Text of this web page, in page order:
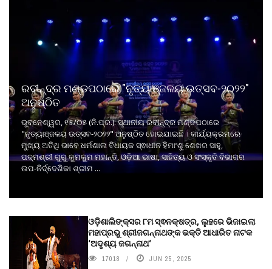
ରବୀନ୍ଦ୍ର ମଣ୍ଡପଠାରେ "ନୃତ୍ୟାଞ୍ଜଳୟ ଉତ୍ସବ-୨୦୨୨"
ଅନୁଷ୍ଠିତ
ଭୁବନେଶ୍ୱର, ୧୫/୦୫ (ନି.ପ୍ର.): ସ୍ଥାନୀୟ ରବୀନ୍ଦ୍ର ମଣ୍ଡପଠାରେ
"ନୃତ୍ୟାଞ୍ଜଳୟ ଉତ୍ସବ-୨୦୨୨" ଅନୁଷ୍ଠିତ ହୋଇଯାଇଛି । କାର୍ଯ୍ୟକ୍ରମରେ
ମୁଖ୍ୟ ଅତିଥି ଭାବେ ଧର୍ମଶାଳା ବିଧାୟକ ସ୍ଵାଧୀନ ହିମାଂଶୁ ଶେଖର ସାହୁ,
ପଦ୍ମଶ୍ରୀ ଗୁରୁ କୁମକୁମ ମହାନ୍ତି, ଓଡ଼ିଆ ଭାଷା, ସାହିତ୍ୟ ଓ ସଂସ୍କୃତି ବିଭାଗର
ଉପ-ନିର୍ଦ୍ଦେଶିକା ଶ୍ରୀମ ...
ଓଡ଼ିଶାଲିଙ୍କ୍ସର ୮ମ ସ୍ଵନକ୍ଷତ୍ର, ଲୁହରେ ଭିଜାଇଲା
ମହାପ୍ରଭୁ ଶ୍ରୀଜଗନ୍ନାଥଙ୍କ ଭକ୍ତି ଆଧାରିତ ନାଟକ
‘ଅଦୃଶ୍ୟ ଜଗନ୍ନାଥ‘
17018 JUN 25, 2025